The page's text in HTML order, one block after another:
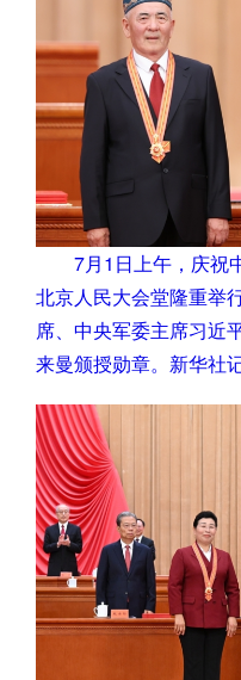
7月1日上午，庆祝
北京人民大会堂隆重举
席、中央军委主席习近
来曼颁授勋章。新华社